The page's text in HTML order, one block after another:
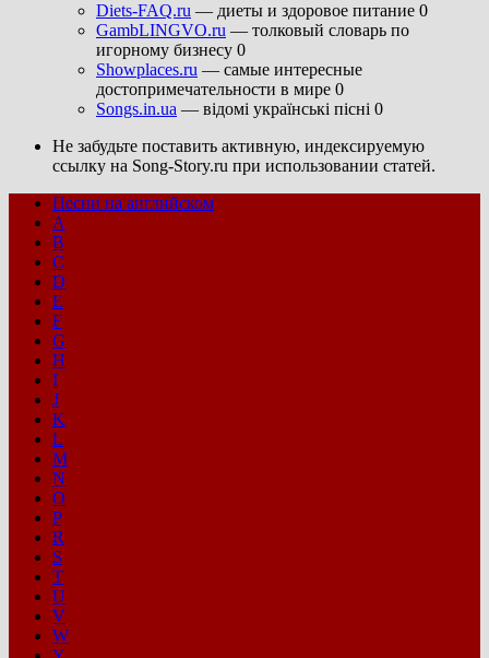
Diets-FAQ.ru — диеты и здоровое питание 0
GambLINGVO.ru — толковый словарь по
игорному бизнесу 0
Showplaces.ru — самые интересные
достопримечательности в мире 0
Songs.in.ua — відомі українські пісні 0
Не забудьте поставить активную, индексируемую
ссылку на Song-Story.ru при использовании статей.
Песни на английском
A
B
C
D
E
F
G
H
I
J
K
L
M
N
O
P
R
S
T
U
V
W